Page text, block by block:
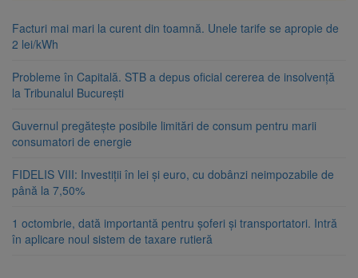
Facturi mai mari la curent din toamnă. Unele tarife se apropie de
2 lei/kWh
Probleme în Capitală. STB a depus oficial cererea de insolvență
la Tribunalul București
Guvernul pregătește posibile limitări de consum pentru marii
consumatori de energie
FIDELIS VIII: Investiții în lei și euro, cu dobânzi neimpozabile de
până la 7,50%
1 octombrie, dată importantă pentru șoferi și transportatori. Intră
în aplicare noul sistem de taxare rutieră